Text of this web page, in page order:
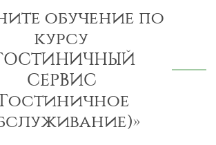
обучение по
курсу
СЕРВИС